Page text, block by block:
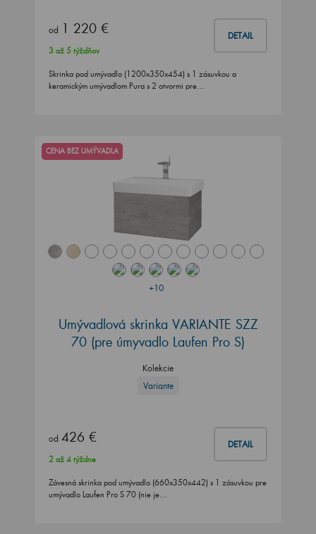
od 1 220 € DETAIL
3 až 5 týždňov
Skrinka pod umývadlo (1200x350x454) s 1 zásuvkou a
keramickým umývadlom Pura s 2 otvormi pre…
+10
CENA BEZ UMÝVADLA
Umývadlová skrinka VARIANTE SZZ
70 (pre úmyvadlo Laufen Pro S)
Kolekcie
Variante
od 426 € DETAIL
2 až 4 týždne
Závesná skrinka pod umývadlo (660x350x442) s 1 zásuvkou pre
umývadlo Laufen Pro S 70 (nie je…